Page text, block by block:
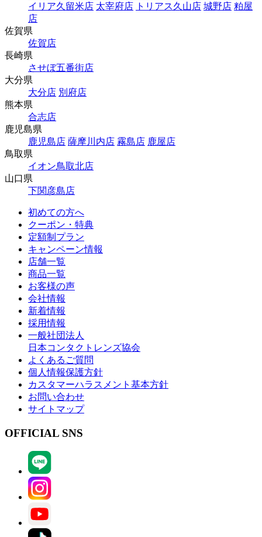
イリア久留米店 太宰府店 トリアス久山店 城野店 粕屋
店
佐賀県
佐賀店
長崎県
させぼ五番街店
大分県
大分店 別府店
熊本県
合志店
鹿児島県
鹿児島店 薩摩川内店 霧島店 鹿屋店
鳥取県
イオン鳥取北店
山口県
下関彦島店
初めての方へ
クーポン・特典
定額制プラン
キャンペーン情報
店舗一覧
商品一覧
お客様の声
会社情報
新着情報
採用情報
一般社団法人
日本コンタクトレンズ協会
よくあるご質問
個人情報保護方針
カスタマーハラスメント基本方針
お問い合わせ
サイトマップ
OFFICIAL SNS